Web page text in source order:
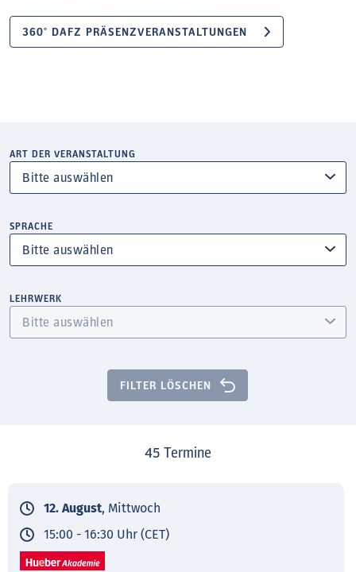
360° DAFZ PRÄSENZVERANSTALTUNGEN
ART DER VERANSTALTUNG
SPRACHE
LEHRWERK
FILTER LÖSCHEN
45 Termine
12. August, Mittwoch
15:00 - 16:30 Uhr (CET)